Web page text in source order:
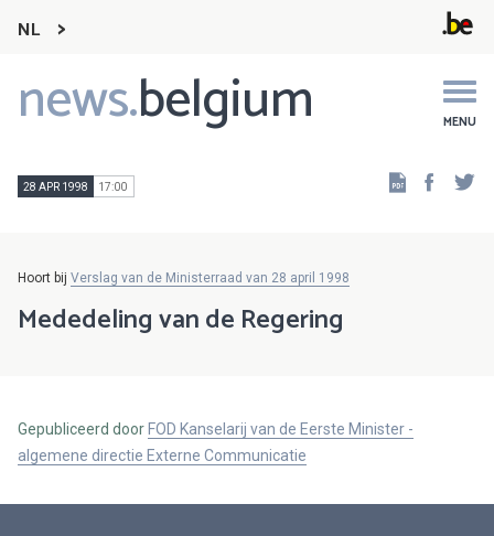
NL
news.belgium MENU
Main
navigation
28 APR 1998 17:00
Hoort bij Verslag van de Ministerraad van 28 april 1998
Mededeling van de Regering
Gepubliceerd door FOD Kanselarij van de Eerste Minister -
algemene directie Externe Communicatie